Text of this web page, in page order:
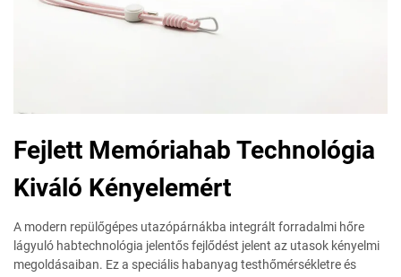
Fejlett Memóriahab Technológia
Kiváló Kényelemért
A modern repülőgépes utazópárnákba integrált forradalmi hőre
lágyuló habtechnológia jelentős fejlődést jelent az utasok kényelmi
megoldásaiban. Ez a speciális habanyag testhőmérsékletre és